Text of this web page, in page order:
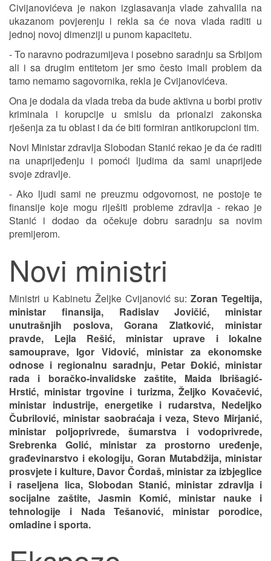
Civijanovićeva je nakon izglasavanja vlade zahvalila na
ukazanom povjerenju i rekla sa će nova vlada raditi u
jednoj novoj dimenziji u punom kapacitetu.
- To naravno podrazumijeva i posebno saradnju sa Srbijom
ali i sa drugim entitetom jer smo često imali problem da
tamo nemamo sagovornika, rekla je Cvijanovićeva.
Ona je dodala da vlada treba da bude aktivna u borbi protiv
kriminala i korupcije u smislu da prionalzi zakonska
rješenja za tu oblast i da će biti formiran antikorupcioni tim.
Novi Ministar zdravlja Slobodan Stanić rekao je da će raditi
na unaprijeđenju i pomoći ljudima da sami unaprijede
svoje zdravlje.
- Ako ljudi sami ne preuzmu odgovornost, ne postoje te
finansije koje mogu riješiti probleme zdravlja - rekao je
Stanić i dodao da očekuje dobru saradnju sa novim
premijerom.
Novi ministri
Ministri u Kabinetu Željke Cvijanović su: Zoran Tegeltija,
ministar finansija, Radislav Jovičić, ministar
unutrašnjih poslova, Gorana Zlatković, ministar
pravde, Lejla Rešić, ministar uprave i lokalne
samouprave, Igor Vidović, ministar za ekonomske
odnose i regionalnu saradnju, Petar Đokić, ministar
rada i boračko-invalidske zaštite, Maida Ibrišagić-
Hrstić, ministar trgovine i turizma, Željko Kovačević,
ministar industrije, energetike i rudarstva, Nedeljko
Čubrilović, ministar saobraćaja i veza, Stevo Mirjanić,
ministar poljoprivrede, šumarstva i vodoprivrede,
Srebrenka Golić, ministar za prostorno uređenje,
građevinarstvo i ekologiju, Goran Mutabdžija, ministar
prosvjete i kulture, Davor Čordaš, ministar za izbjeglice
i raseljena lica, Slobodan Stanić, ministar zdravlja i
socijalne zaštite, Jasmin Komić, ministar nauke i
tehnologije i Nada Tešanović, ministar porodice,
omladine i sporta.